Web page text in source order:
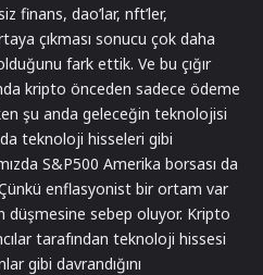
finans, dao’lar, nft’ler,
çıkması sonucu çok daha
fark ettik. Ve bu çığır
kripto önceden sadece ödeme
şu anda geleceğin teknolojisi
teknoloji hisseleri gibi
S&P500 Amerika borsası da
enflasyonist bir ortam var
düşmesine sebep oluyor. Kripto
tarafından teknoloji hissesi
gibi davrandığını